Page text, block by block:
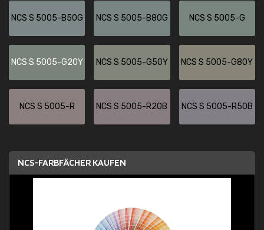
NCS S 5005-B50G NCS S 5005-B80G NCS S 5005-G
NCS S 5005-G20Y NCS S 5005-G50Y NCS S 5005-G80Y
NCS S 5005-R NCS S 5005-R20B NCS S 5005-R50B
NCS-FARBFÄCHER KAUFEN